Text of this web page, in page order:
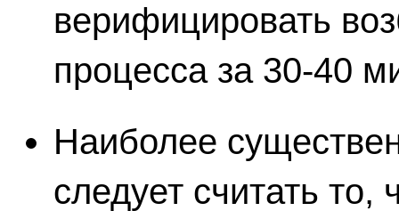
верифицировать
процесса за 30-40
Наиболее
следует считать